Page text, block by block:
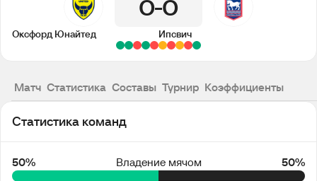
0 0
Оксфорд Юнайтед Ипсвич
Матч Статистика Составы Турнир Коэффициенты
Статистика команд
50% Владение мячом 50%